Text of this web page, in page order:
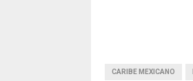
CARIBE MEXICANO